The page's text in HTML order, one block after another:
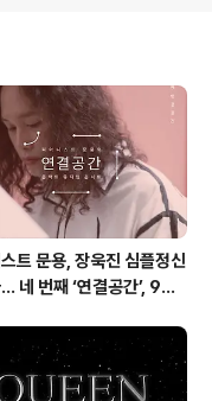
다 :
트 문용, 장욱진 심플정신
네 번째 ‘연결공간’, 9월